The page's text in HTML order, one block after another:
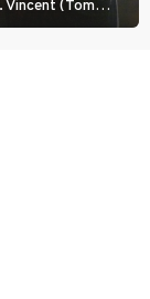
Vincent (Tom
loodsen om een